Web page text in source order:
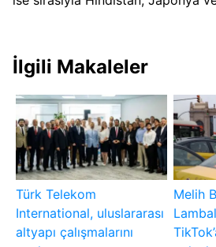
İlgili Makaleler
Türk Telekom
International, uluslararası
altyapı çalışmalarını
Melih